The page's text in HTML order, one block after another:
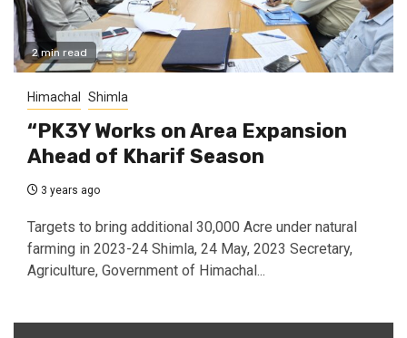
2 min read
Himachal Shimla
“PK3Y Works on Area Expansion
Ahead of Kharif Season
3 years ago
Targets to bring additional 30,000 Acre under natural
farming in 2023-24 Shimla, 24 May, 2023 Secretary,
Agriculture, Government of Himachal...